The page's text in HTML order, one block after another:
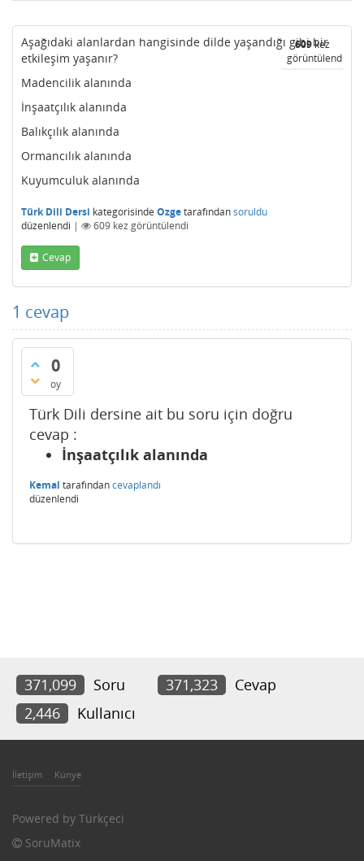
609kez
görüntülendi
Aşağıdaki alanlardan hangisinde dilde yaşandığı gibi bir
etkileşim yaşanır?
Madencilik alanında
İnşaatçılık alanında
Balıkçılık alanında
Ormancılık alanında
Kuyumculuk alanında
Türk Dili Dersi kategorisinde Ozgetarafındansoruldu
düzenlendi | 609 kez görüntülendi
Cevap
1 cevap
0
oy
Türk Dili dersine ait bu soru için doğru
cevap :
İnşaatçılık alanında
Kemal tarafındancevaplandı
düzenlendi
371,099 Soru 371,323
Cevap
2,446
Kullanıcı
İletişim Künye
Powered by Türkçeci
SoruMatix